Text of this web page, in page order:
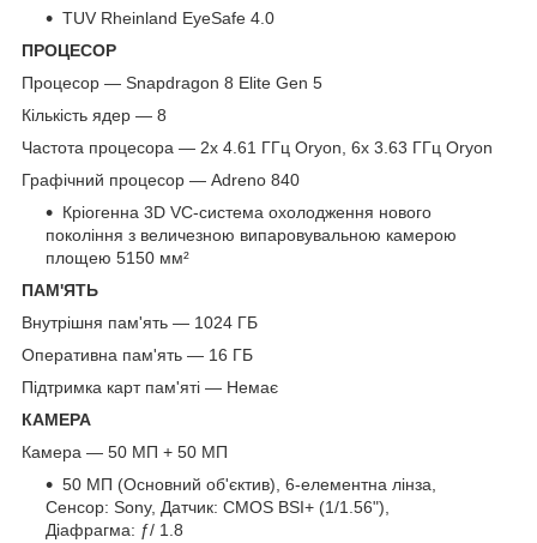
TUV Rheinland EyeSafe 4.0
ПРОЦЕСОР
Процесор — Snapdragon 8 Elite Gen 5
Кількість ядер — 8
Частота процесора — 2x 4.61 ГГц Oryon, 6x 3.63 ГГц Oryon
Графічний процесор — Adreno 840
Кріогенна 3D VC-система охолодження нового
покоління з величезною випаровувальною камерою
площею 5150 мм²
ПАМ'ЯТЬ
Внутрішня пам'ять — 1024 ГБ
Оперативна пам'ять — 16 ГБ
Підтримка карт пам'яті — Немає
КАМЕРА
Камера — 50 МП + 50 МП
50 МП (Основний об'єктив), 6-елементна лінза,
Сенсор: Sony, Датчик: CMOS BSI+ (1/1.56"),
Діафрагма: ƒ/ 1.8